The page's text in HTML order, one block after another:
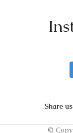
Share
©